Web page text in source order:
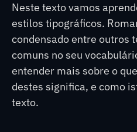
Neste texto vamos
estilos tipográficos.
condensado entre outros
comuns no seu
entender mais sobre o
destes significa, e como
texto.